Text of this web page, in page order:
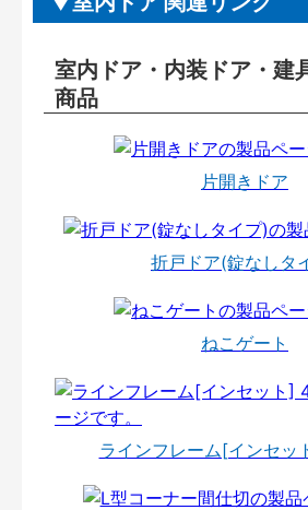
室内ドア・内装ドア・建
商品
片開きドア
折戸ドア(錠なしタ
ねこゲート
ラインフレーム[インセッ